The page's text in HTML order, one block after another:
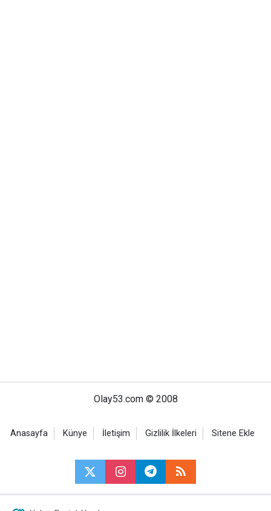
Olay53.com © 2008
Anasayfa Künye İletişim Gizlilik İlkeleri Sitene Ekle